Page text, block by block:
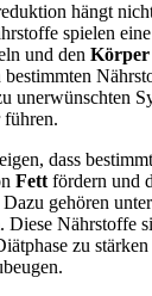
hängt
spielen
und den Körper
unerwünschten
dass
Fett fördern und
gehören
Nährstoffe
zu stärken